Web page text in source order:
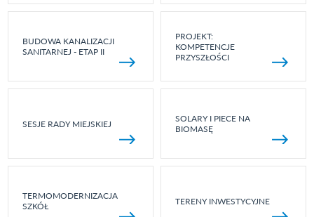
BUDOWA KANALIZACJI
SANITARNEJ - ETAP II
PROJEKT:
KOMPETENCJE
PRZYSZŁOŚCI
SESJE RADY MIEJSKIEJ
SOLARY I PIECE NA
BIOMASĘ
TERMOMODERNIZACJA
SZKÓŁ
TERENY INWESTYCYJNE